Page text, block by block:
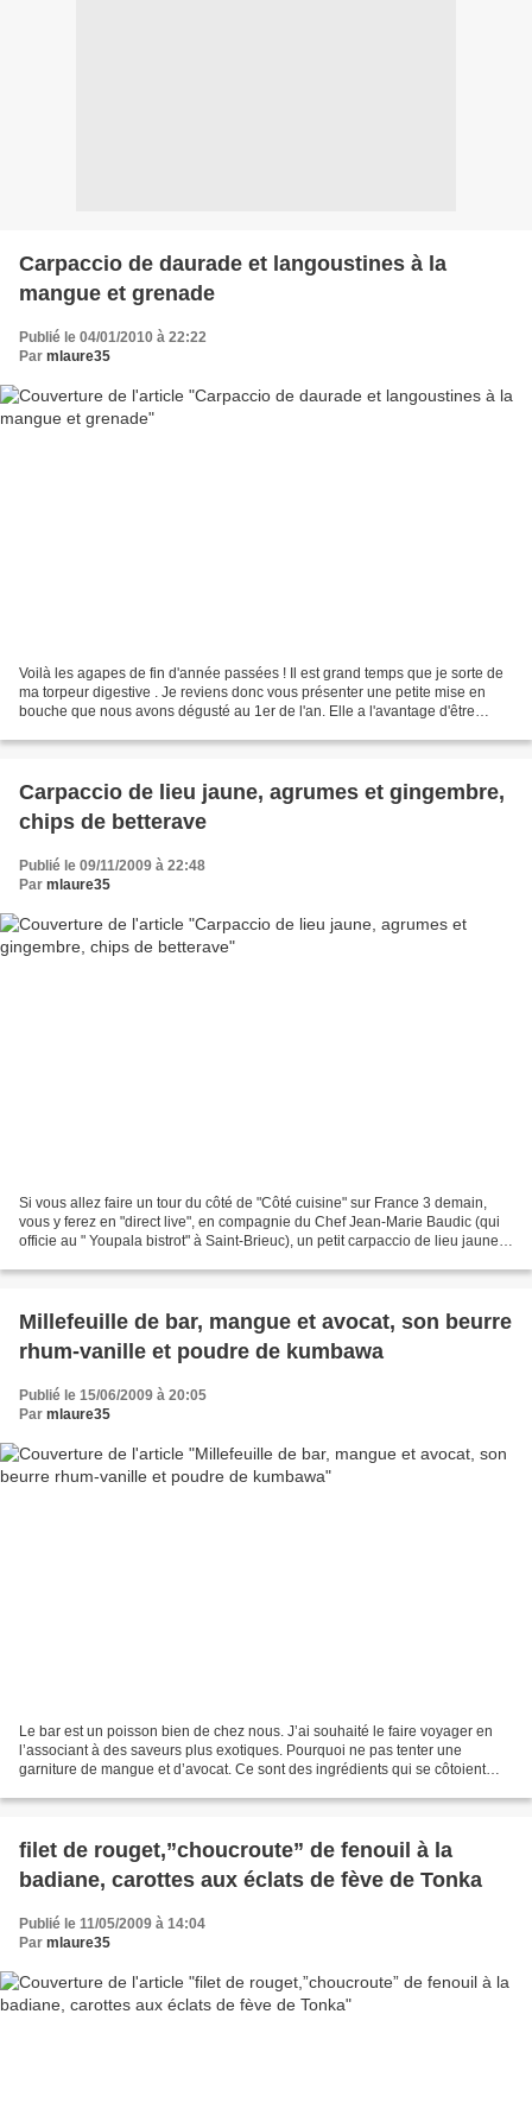
Carpaccio de daurade et langoustines à la
mangue et grenade
Publié le 04/01/2010 à 22:22
Par mlaure35
Voilà les agapes de fin d'année passées ! Il est grand temps que je sorte de
ma torpeur digestive . Je reviens donc vous présenter une petite mise en
bouche que nous avons dégusté au 1er de l'an. Elle a l'avantage d'être
Carpaccio de lieu jaune, agrumes et gingembre,
chips de betterave
Publié le 09/11/2009 à 22:48
Par mlaure35
Si vous allez faire un tour du côté de "Côté cuisine" sur France 3 demain,
vous y ferez en "direct live", en compagnie du Chef Jean-Marie Baudic (qui
officie au " Youpala bistrot" à Saint-Brieuc), un petit carpaccio de lieu jaune,
Millefeuille de bar, mangue et avocat, son beurre
rhum-vanille et poudre de kumbawa
Publié le 15/06/2009 à 20:05
Par mlaure35
Le bar est un poisson bien de chez nous. J’ai souhaité le faire voyager en
l’associant à des saveurs plus exotiques. Pourquoi ne pas tenter une
garniture de mangue et d’avocat. Ce sont des ingrédients qui se côtoient
filet de rouget,”choucroute” de fenouil à la
badiane, carottes aux éclats de fève de Tonka
Publié le 11/05/2009 à 14:04
Par mlaure35